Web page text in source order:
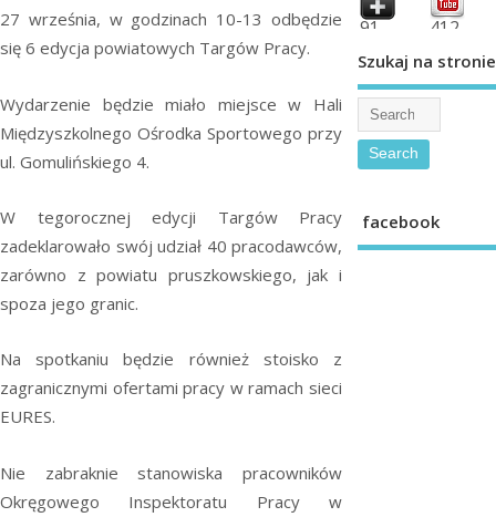
27 września, w godzinach 10-13 odbędzie
się 6 edycja powiatowych Targów Pracy.
Wydarzenie będzie miało miejsce w Hali
Międzyszkolnego Ośrodka Sportowego przy
ul. Gomulińskiego 4.
W tegorocznej edycji Targów Pracy
zadeklarowało swój udział 40 pracodawców,
zarówno z powiatu pruszkowskiego, jak i
spoza jego granic.
Na spotkaniu będzie również stoisko z
zagranicznymi ofertami pracy w ramach sieci
EURES.
Nie zabraknie stanowiska pracowników
Okręgowego Inspektoratu Pracy w
91 412
Szukaj na stronie
facebook